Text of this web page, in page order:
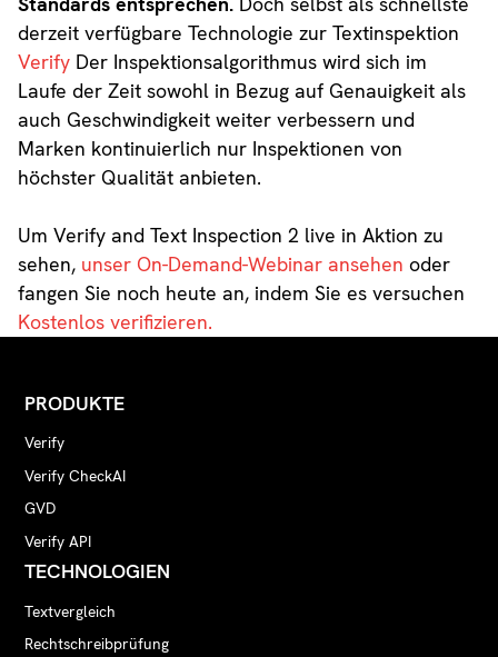
derzeit verfügbare Technologie zur Textinspektion
VerifyDer Inspektionsalgorithmus wird sich im
Laufe der Zeit sowohl in Bezug auf Genauigkeit als
auch Geschwindigkeit weiter verbessern und
Marken kontinuierlich nur Inspektionen von
höchster Qualität anbieten.
Um Verify and Text Inspection 2 live in Aktion zu
sehen, unser On-Demand-Webinar ansehen oder
fangen Sie noch heute an, indem Sie es versuchen
Kostenlos verifizieren.
PRODUKTE
Verify
Verify CheckAI
GVD
Verify API
TECHNOLOGIEN
Textvergleich
Rechtschreibprüfung